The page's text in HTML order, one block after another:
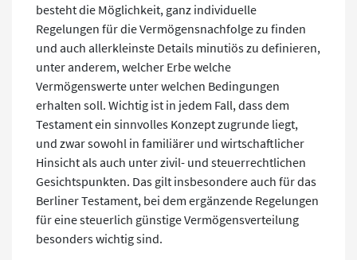
besteht die Möglichkeit, ganz individuelle
Regelungen für die Vermögensnachfolge zu finden
und auch allerkleinste Details minutiös zu definieren,
unter anderem, welcher Erbe welche
Vermögenswerte unter welchen Bedingungen
erhalten soll. Wichtig ist in jedem Fall, dass dem
Testament ein sinnvolles Konzept zugrunde liegt,
und zwar sowohl in familiärer und wirtschaftlicher
Hinsicht als auch unter zivil- und steuerrechtlichen
Gesichtspunkten. Das gilt insbesondere auch für das
Berliner Testament, bei dem ergänzende Regelungen
für eine steuerlich günstige Vermögensverteilung
besonders wichtig sind.